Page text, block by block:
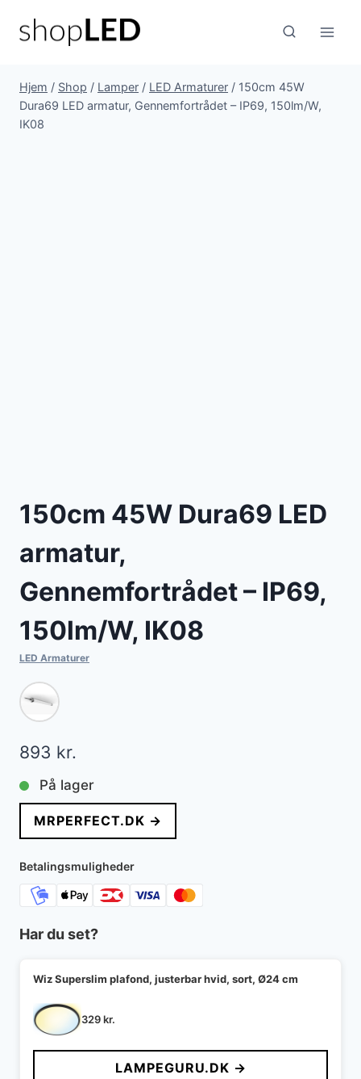
Hjem / Shop / Lamper / LED Armaturer / 150cm 45W
Dura69 LED armatur, Gennemfortrådet – IP69, 150lm/W,
IK08
150cm 45W Dura69 LED
armatur,
Gennemfortrådet – IP69,
150lm/W, IK08
LED Armaturer
893 kr.
På lager
MRPERFECT.DK →
Betalingsmuligheder
Har du set?
Wiz Superslim plafond, justerbar hvid, sort, Ø24 cm
329kr.
LAMPEGURU.DK →